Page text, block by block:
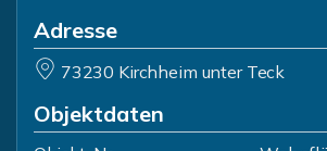
Adresse
73230 Kirchheim unter Teck
Objektdaten